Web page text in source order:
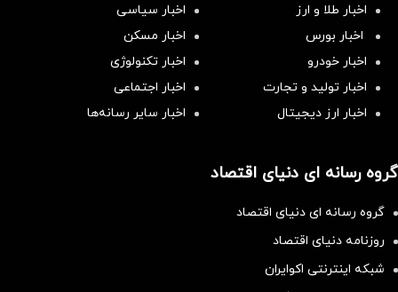
اخبار طلا و ارز
اخبار سیاسی
اخبار بورس
اخبار مسکن
اخبار خودرو
اخبار تکنولوژی
اخبار تولید و تجارت
اخبار اجتماعی
اخبار ارز دیجیتال
اخبار سایر رسانه‌‌ها
گروه رسانه ای دنیای اقتصاد
گروه رسانه ای دنیای اقتصاد
روزنامه دنیای اقتصاد
شبکه اینترنتی اکوایران